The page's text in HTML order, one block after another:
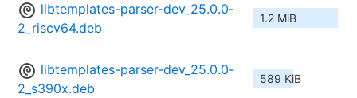
libtemplates-parser-dev_25.0.0-
2_riscv64.deb
1.2 MiB
libtemplates-parser-dev_25.0.0-
2_s390x.deb
589 KiB